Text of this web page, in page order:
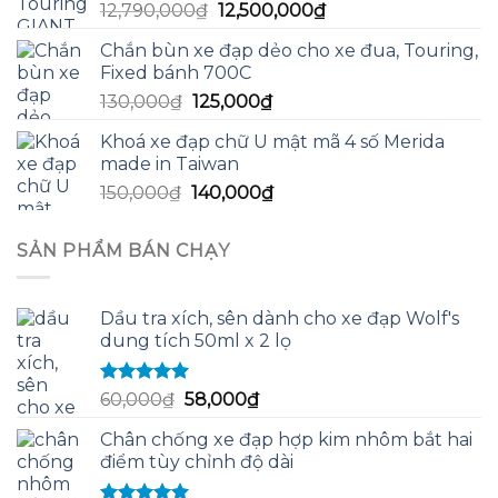
13,200,000₫.
12,790,000₫ Giá
là:
12,790,000₫.
12,500,000₫Giá
tại
Chắn bùn xe đạp dẻo cho xe đua, Touring,
Fixed bánh 700C
130,000₫ Giá
là:
130,000₫.
125,000₫Giá
tại
125,000₫.
Khoá xe đạp chữ U mật mã 4 số Merida
made in Taiwan
150,000₫ Giá
là:
150,000₫.
140,000₫Giá
SẢN PHẨM BÁN CHẠY
Dầu tra xích, sên dành cho xe đạp Wolf's
dung tích 50ml x 2 lọ
Được xếp
hạng
sao
60,000₫ Giá
là:
60,000₫.
58,000₫Giá
tại
là:
Chân chống xe đạp hợp kim nhôm bắt hai
điểm tùy chỉnh độ dài